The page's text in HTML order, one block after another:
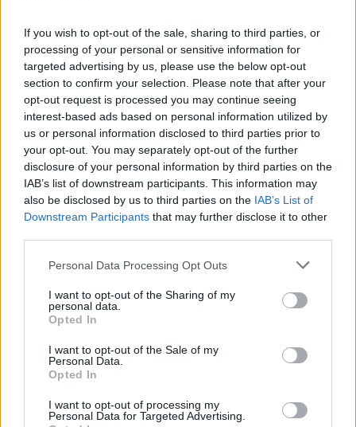
If you wish to opt-out of the sale, sharing to third parties, or
processing of your personal or sensitive information for
targeted advertising by us, please use the below opt-out
section to confirm your selection. Please note that after your
opt-out request is processed you may continue seeing
interest-based ads based on personal information utilized by
us or personal information disclosed to third parties prior to
your opt-out. You may separately opt-out of the further
disclosure of your personal information by third parties on the
IAB’s list of downstream participants. This information may
also be disclosed by us to third parties on the IAB’s List of
Downstream Participants that may further disclose it to other
Please note that this website/app uses one or more Google
not limited to your visit or usage behaviour. You may click to
grant or deny consent to Google and its third-party tags to
use your data for below specified purposes in below Google
consent section.
Personal Data Processing Opt Outs
I want to opt-out of the Sharing of my
personal data.
Opted In
I want to opt-out of the Sale of my
Personal Data.
Opted In
I want to opt-out of processing my
Personal Data for Targeted Advertising.
Η 43χρονη μετέβη μόνη της σε ιδιωτική κλινική
της περιοχής και νοσηλεύεται ενώ στο σημείο
έσπευσαν άνδρες της ΕΛ.ΑΣ, οι οποίοι
κατάφεραν να ακινητοποιήσουν τον 58χρονο και
να του περάσουν χειροπέδες.
Βίντεο του newsit.gr, κατέγραψε τις τρύπες στο
γνωστό κλαμπ Trust στην Καλλιθέα που έγινε το
περιστατικό.